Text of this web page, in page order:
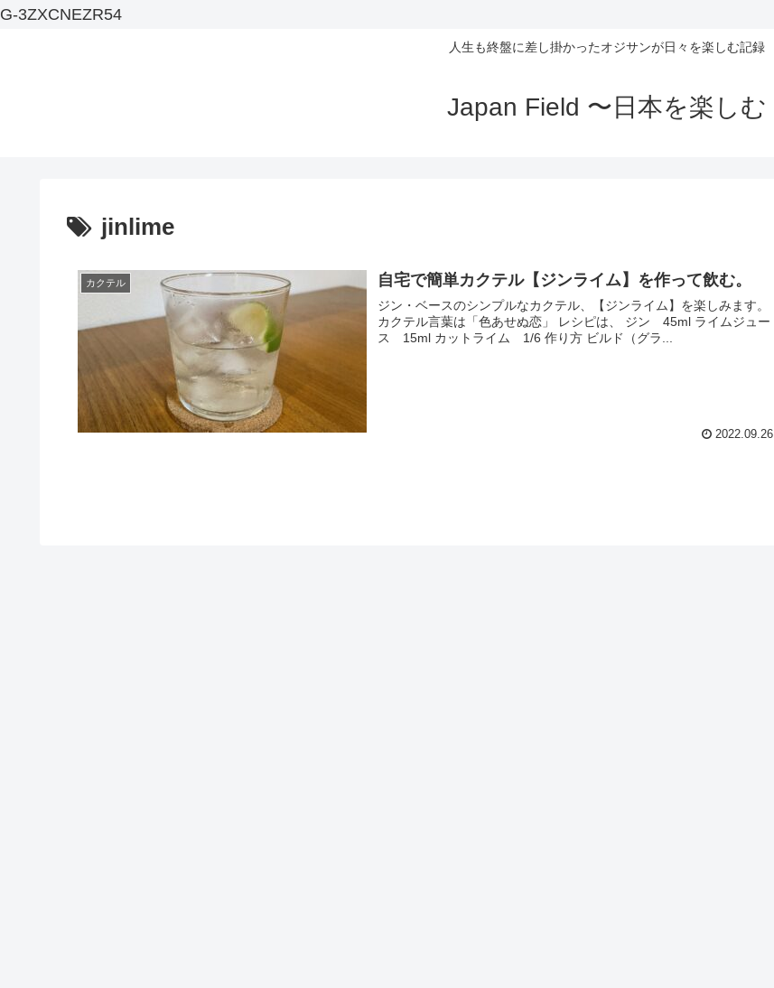
G-3ZXCNEZR54
人生も終盤に差し掛かったオジサンが日々を楽しむ記録
Japan Field 〜日本を楽しむ
jinlime
カクテル 自宅で簡単カクテル【ジンライム】を作って飲む。
ジン・ベースのシンプルなカクテル、【ジンライム】を楽しみます。
カクテル言葉は「色あせぬ恋」 レシピは、 ジン 45ml ライムジュー
ス 15ml カットライム 1/6 作り方 ビルド（グラ...
2022.09.26